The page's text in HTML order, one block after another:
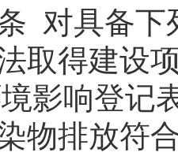
对具备下
法取得建设
影响登记
染物排放符